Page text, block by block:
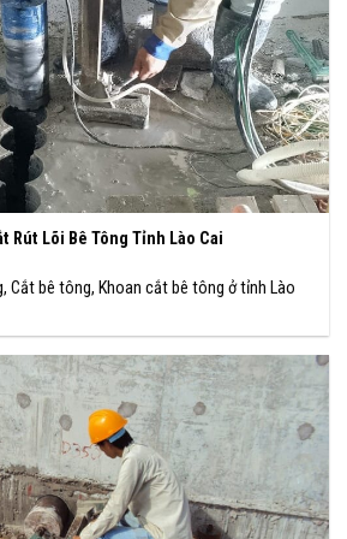
Rút Lõi Bê Tông Tỉnh Lào Cai
Cắt bê tông, Khoan cắt bê tông ở tỉnh Lào